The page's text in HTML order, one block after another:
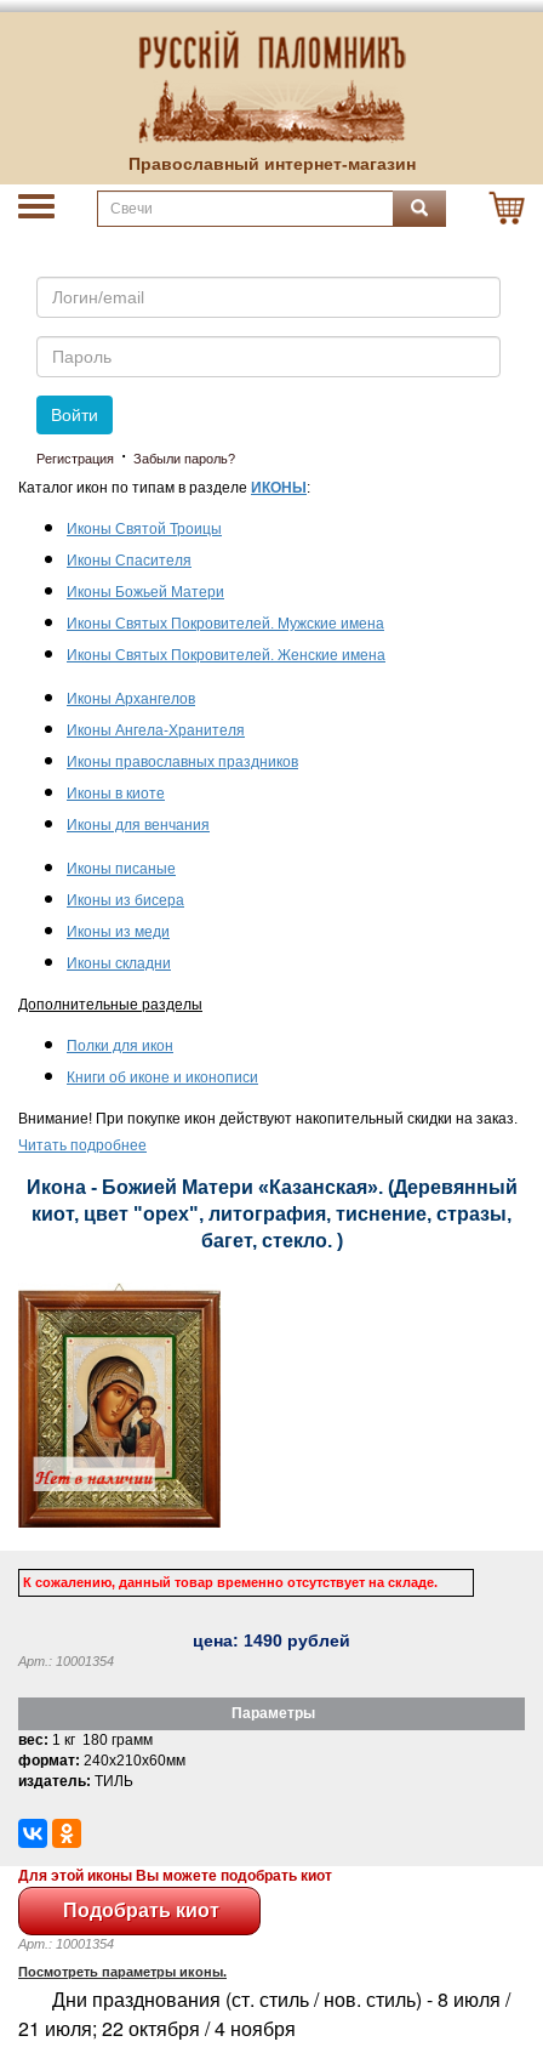
Православный интернет-магазин
Email
Пароль
Войти
Регистрация · Забыли пароль?
Каталог икон по типам в разделе ИКОНЫ :
Иконы Святой Троицы
Иконы Спасителя
Иконы Божьей Матери
Иконы Святых Покровителей. Мужские имена
Иконы Святых Покровителей. Женские имена
Иконы Архангелов
Иконы Ангела-Хранителя
Иконы православных праздников
Иконы в киоте
Иконы для венчания
Иконы писаные
Иконы из бисера
Иконы из меди
Иконы складни
Дополнительные разделы
Полки для икон
Книги об иконе и иконописи
Внимание! При покупке икон действуют накопительный скидки на заказ.
Читать подробнее
Икона - Божией Матери «Казанская». (Деревянный
киот, цвет "орех", литография, тиснение, стразы,
багет, стекло. )
К сожалению, данный товар временно отсутствует на складе.
цена: 1490 рублей
Арт.: 10001354
Параметры
вес: 1 кг 180 грамм
формат: 240x210x60мм
издатель: ТИЛЬ
Для этой иконы Вы можете подобрать киот
Арт.: 10001354
Посмотреть параметры иконы.
Дни празднования (ст. стиль / нов. стиль) - 8 июля /
21 июля; 22 октября / 4 ноября